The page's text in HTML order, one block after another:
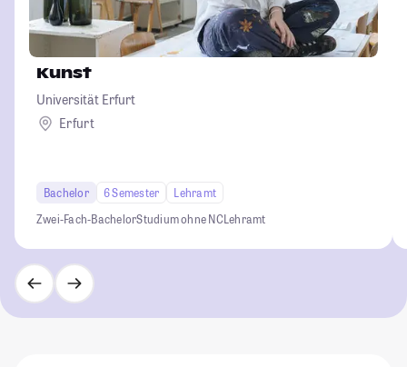
Kunst
Universität Erfurt
Erfurt
Bachelor 6 Semester
Lehramt
Zwei-Fach-BachelorStudium ohne NCLehramt